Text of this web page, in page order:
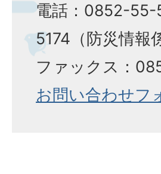
電話：0852-55-
5174（防災情報
ファックス：
お問い合わせフ